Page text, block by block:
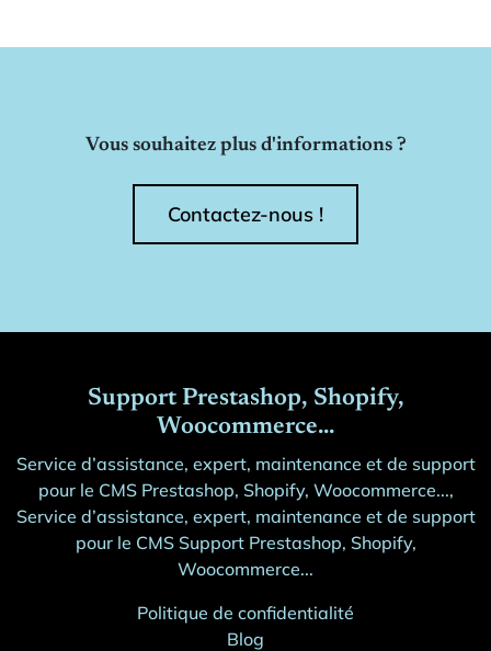
Vous souhaitez plus d'informations ?
Contactez-nous !
Support Prestashop, Shopify,
Woocommerce...
Service d’assistance, expert, maintenance et de support
pour le CMS Prestashop, Shopify, Woocommerce...,
Service d’assistance, expert, maintenance et de support
pour le CMS Support Prestashop, Shopify,
Woocommerce...
Politique de confidentialité
Blog